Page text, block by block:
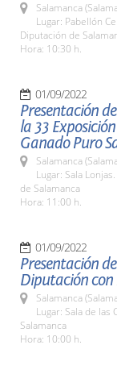
Salamanca
Lugar: Pabellón
Diputación de
Hora: 10:30 h.
01/09/2022
Presentación
la 33
Ganado Puro
Salamanca
Lugar: Sala
de Salamanca
Hora: 11:00 h.
01/09/2022
Presentación
Diputación con
Salamanca
Lugar: Sala de las
Salamanca
Hora: 10:00 h.